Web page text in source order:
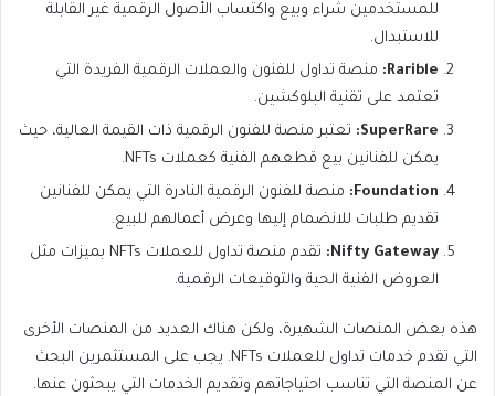
للمستخدمين شراء وبيع واكتساب الأصول الرقمية غير القابلة
للاستبدال.
Rarible:
منصة تداول للفنون والعملات الرقمية الفريدة التي
تعتمد على تقنية البلوكشين.
SuperRare:
تعتبر منصة للفنون الرقمية ذات القيمة العالية، حيث
يمكن للفنانين بيع قطعهم الفنية كعملات NFTs.
Foundation:
منصة للفنون الرقمية النادرة التي يمكن للفنانين
تقديم طلبات للانضمام إليها وعرض أعمالهم للبيع.
Nifty Gateway:
تقدم منصة تداول للعملات NFTs بميزات مثل
العروض الفنية الحية والتوقيعات الرقمية.
هذه بعض المنصات الشهيرة، ولكن هناك العديد من المنصات الأخرى
التي تقدم خدمات تداول للعملات NFTs. يجب على المستثمرين البحث
عن المنصة التي تناسب احتياجاتهم وتقديم الخدمات التي يبحثون عنها.